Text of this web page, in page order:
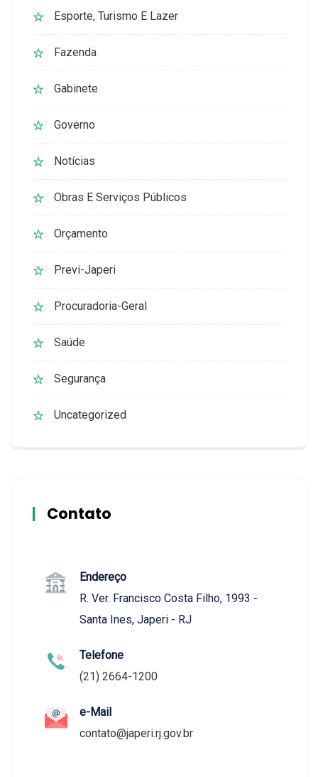
Esporte, Turismo E Lazer
Fazenda
Gabinete
Governo
Notícias
Obras E Serviços Públicos
Orçamento
Previ-Japeri
Procuradoria-Geral
Saúde
Segurança
Uncategorized
Contato
Endereço
R. Ver. Francisco Costa Filho, 1993 -
Santa Ines, Japeri - RJ
Telefone
(21) 2664-1200
e-Mail
contato@japeri.rj.gov.br